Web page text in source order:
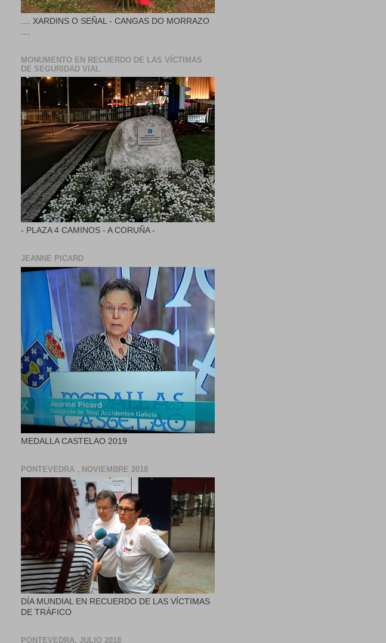
.... XARDINS O SEÑAL - CANGAS DO MORRAZO
MONUMENTO EN RECUERDO DE LAS VÍCTIMAS
DE SEGURIDAD VIAL
- PLAZA 4 CAMINOS - A CORUÑA -
JEANNE PICARD
MEDALLA CASTELAO 2019
PONTEVEDRA , NOVIEMBRE 2018
DÍA MUNDIAL EN RECUERDO DE LAS VÍCTIMAS
DE TRÁFICO
PONTEVEDRA, JULIO 2018